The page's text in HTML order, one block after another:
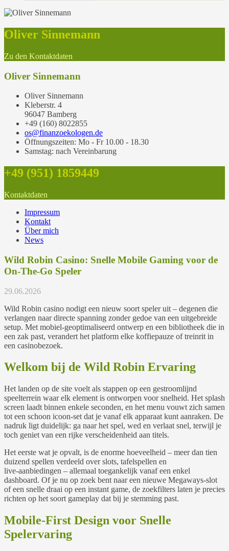
Oliver Sinnemann
Zu den Kontaktdaten
Oliver Sinnemann
Oliver Sinnemann
Kleberstr. 4
96047 Bamberg
+49 (160) 8022855
os@finanzoekologen.de
Öffnungszeiten: Mo - Fr 10.00 - 18.30
Samstag: nach Vereinbarung
+49 (951) 1859449
Kontaktdaten
Impressum
Kontakt
Über mich
News
Wild Robin Casino: Snelle Mobile Gaming voor de
On‑The‑Go Speler
29.06.2026
Wild Robin casino nodigt een nieuw soort speler uit – degenen die
verlangen naar directe spanning zonder gedoe van een uitgebreide
setup. Met mobiel‑geoptimaliseerd ontwerp en een bibliotheek die in
een zak past, verandert het platform elke koffiepauze of treinrit in
een casinobezoek.
Welkom bij de Wild Robin Ervaring
Het landen op de site voelt als stappen op een gestroomlijnd
speelterrein waar elk element is ontworpen voor snelheid. Het splash
screen laadt binnen enkele seconden, en het menu vouwt zich samen
tot een schoon icoon‑set dat je vanaf elk apparaat kunt aanraken. De
nadruk ligt duidelijk: ga naar het spel, wed en verlaat snel, terwijl je
toch geniet van een rijke verscheidenheid aan titels.
Het eerste wat je opvalt, is de enorme hoeveelheid – meer dan tien
duizend spellen verdeeld over slots, tafelspellen en
live‑aanbiedingen – allemaal toegankelijk vanaf een enkel
dashboard. Of je nu op zoek bent naar een nieuwe Megaways‑slot
of een snelle draai op een instant game, de zoekfilters laten je precies
richten op het soort gameplay dat bij je stemming past.
Mobile‑First Design voor Snelle
Spelervaring